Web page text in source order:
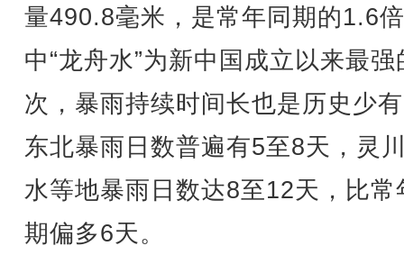
量490.8毫米，是常年同期的1.6
中“龙舟水”为新中国成立以来最强
次，暴雨持续时间长也是历史少
东北暴雨日数普遍有5至8天，灵
水等地暴雨日数达8至12天，比常
期偏多6天。